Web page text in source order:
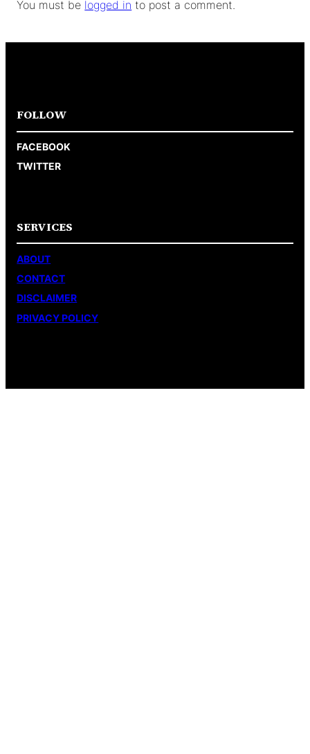
You must be logged in to post a comment.
FOLLOW
FACEBOOK
TWITTER
SERVICES
ABOUT
CONTACT
DISCLAIMER
PRIVACY POLICY